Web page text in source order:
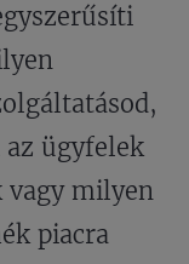
ügyfelek
milyen
piacra